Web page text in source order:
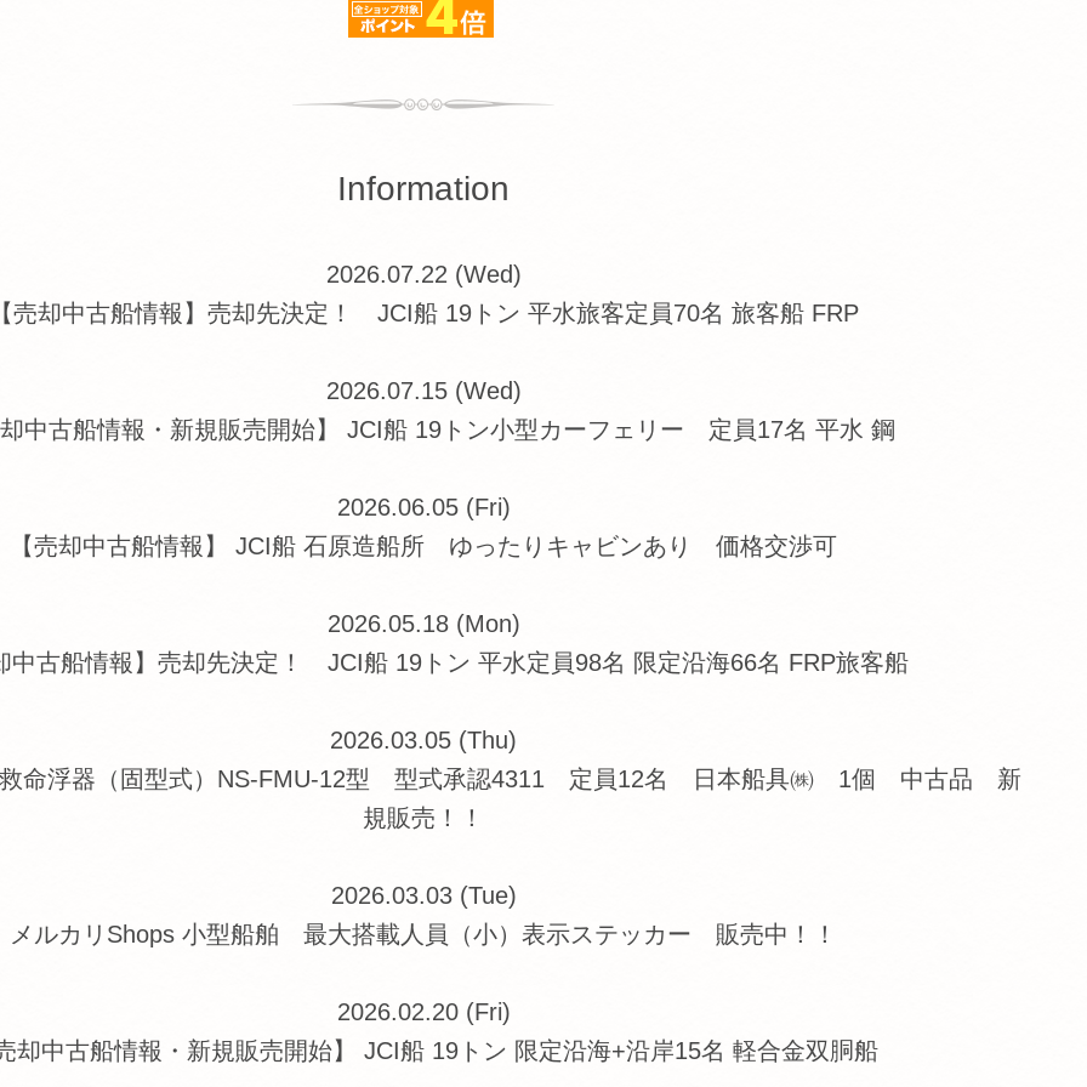
Information
2026.07.22 (Wed)
売却中古船情報】売却先決定！ JCI船 19トン 平水旅客定員70名 旅客船 FRP
2026.07.15 (Wed)
中古船情報・新規販売開始】 JCI船 19トン小型カーフェリー 定員17名 平水 鋼
2026.06.05 (Fri)
【売却中古船情報】 JCI船 石原造船所 ゆったりキャビンあり 価格交渉可
2026.05.18 (Mon)
中古船情報】売却先決定！ JCI船 19トン 平水定員98名 限定沿海66名 FRP旅客船
2026.03.05 (Thu)
救命浮器（固型式）NS-FMU-12型 型式承認4311 定員12名 日本船具㈱ 1個 中古品 新
規販売！！
2026.03.03 (Tue)
メルカリShops 小型船舶 最大搭載人員（小）表示ステッカー 販売中！！
2026.02.20 (Fri)
却中古船情報・新規販売開始】 JCI船 19トン 限定沿海+沿岸15名 軽合金双胴船